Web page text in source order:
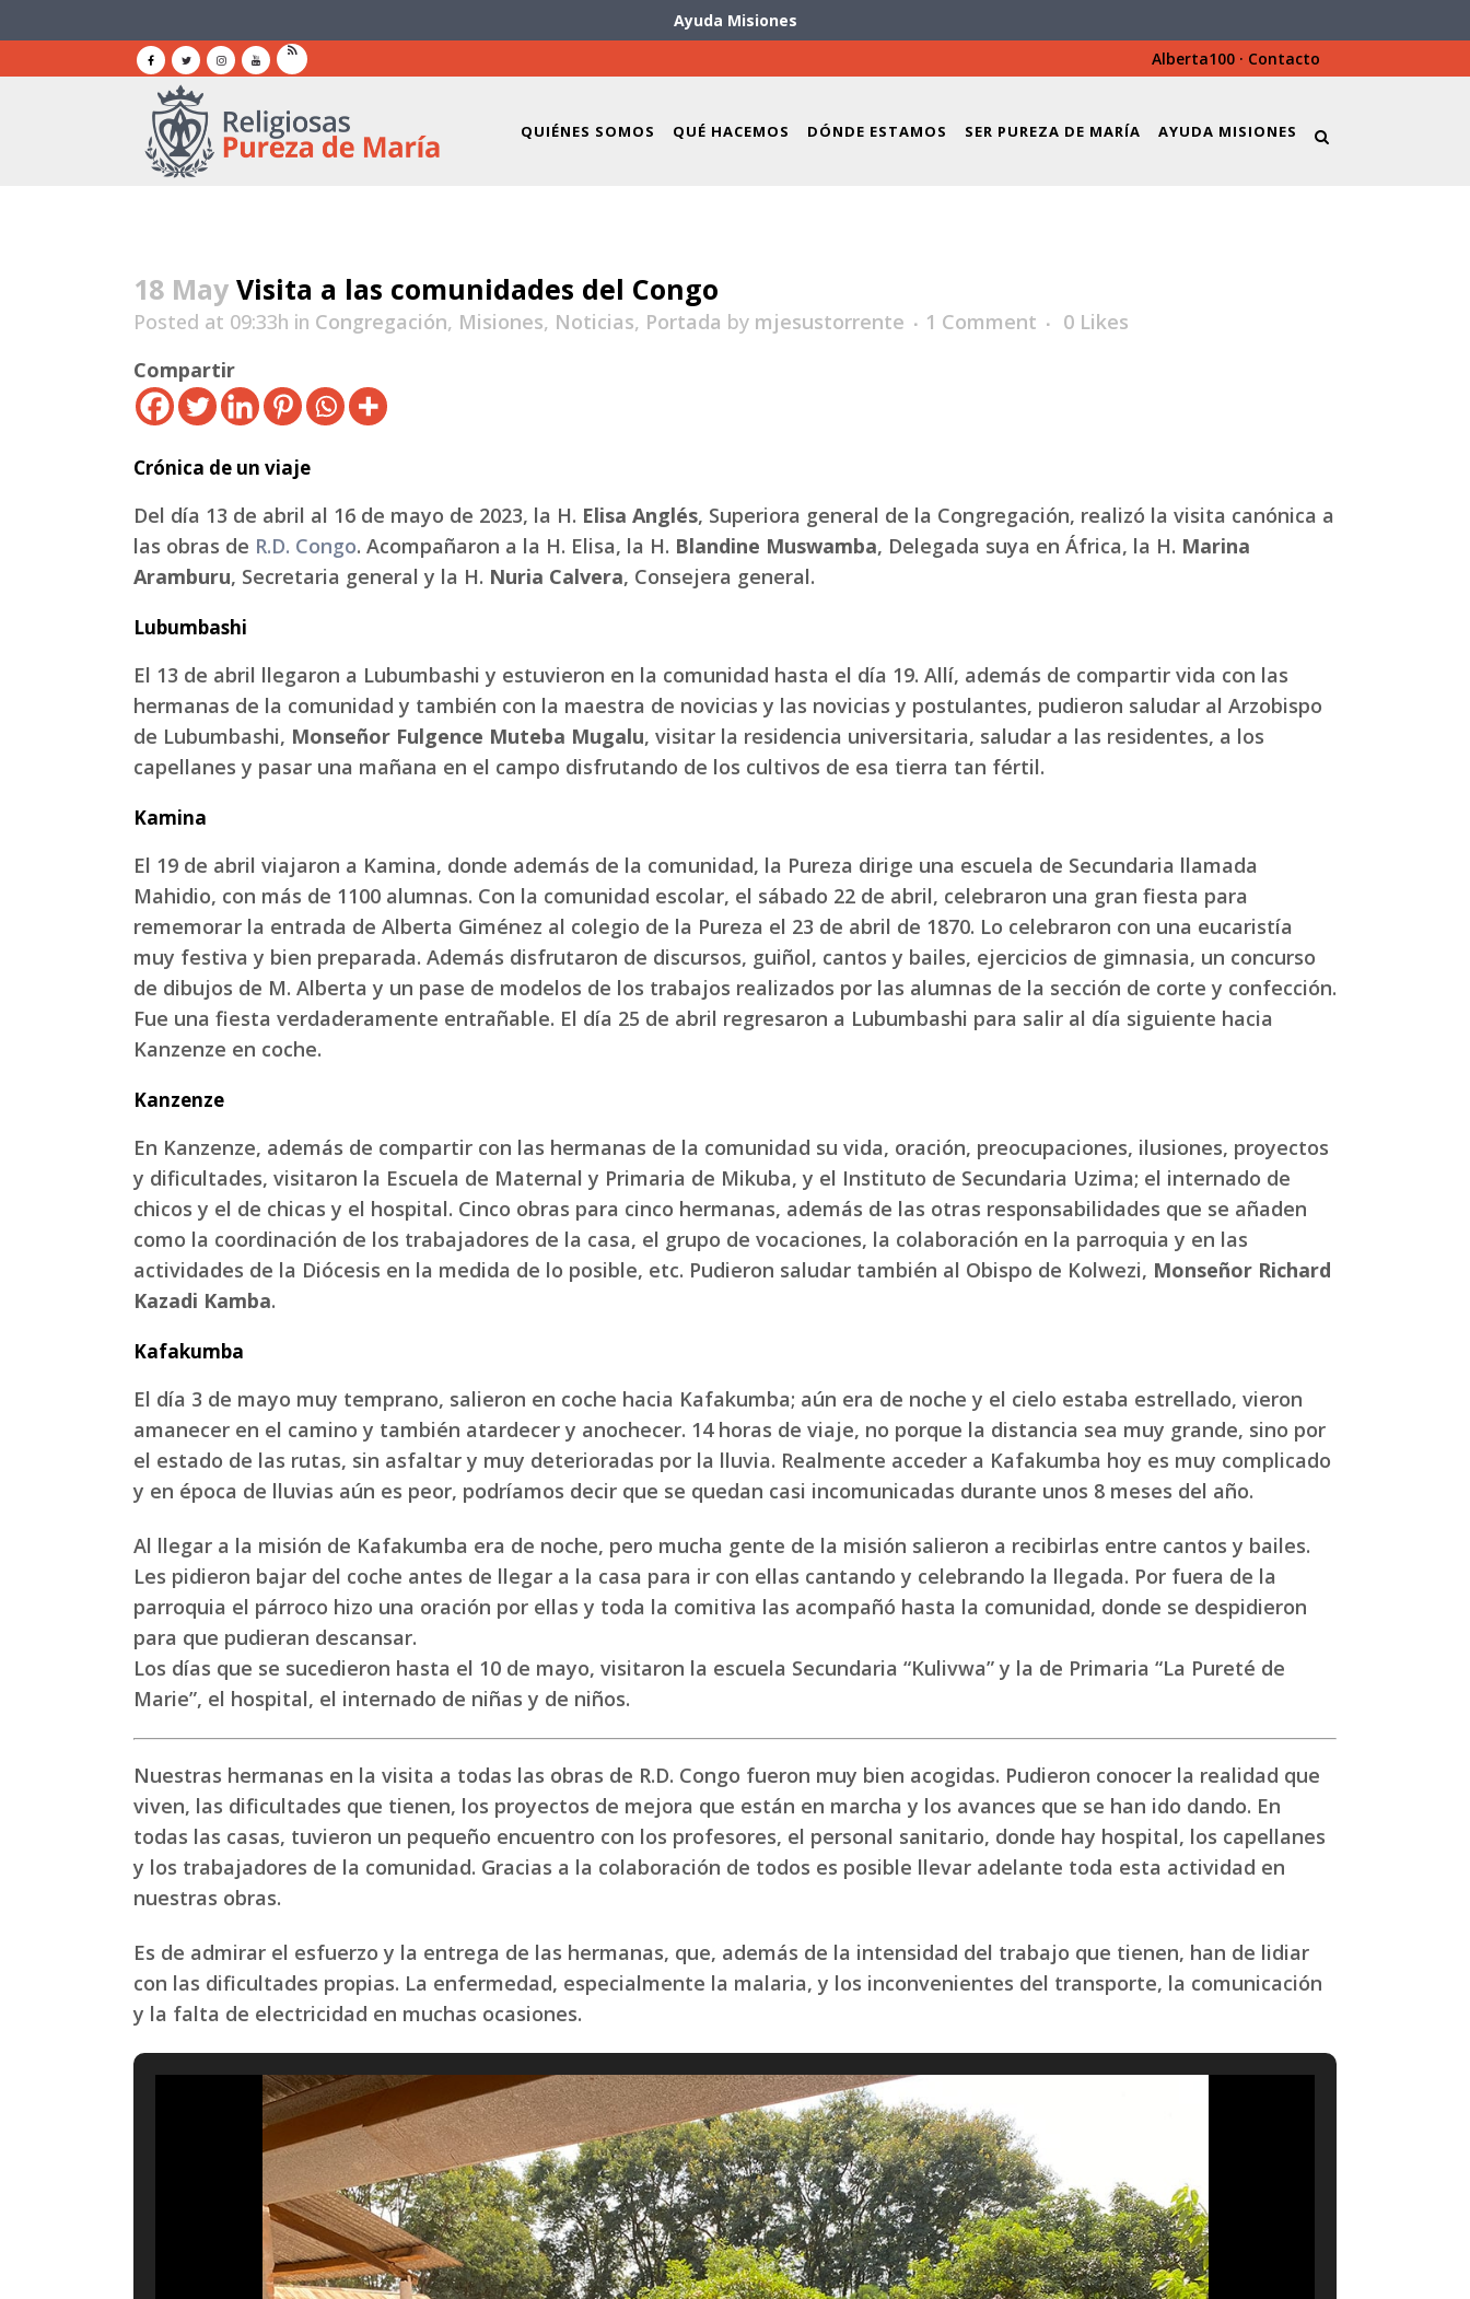
Ayuda Misiones
Alberta100 · Contacto
QUIÉNES SOMOS QUÉ HACEMOS DÓNDE ESTAMOS SER PUREZA DE MARÍA AYUDA MISIONES
18 May Visita a las comunidades del Congo
Posted at 09:33h in Congregación, Misiones, Noticias, Portada by mjesustorrente 1 Comment 0 Likes
Compartir
Crónica de un viaje
Del día 13 de abril al 16 de mayo de 2023, la H. Elisa Anglés, Superiora general de la Congregación, realizó la visita canónica a
las obras de R.D. Congo. Acompañaron a la H. Elisa, la H. Blandine Muswamba, Delegada suya en África, la H. Marina
Aramburu, Secretaria general y la H. Nuria Calvera, Consejera general.
Lubumbashi
El 13 de abril llegaron a Lubumbashi y estuvieron en la comunidad hasta el día 19. Allí, además de compartir vida con las
hermanas de la comunidad y también con la maestra de novicias y las novicias y postulantes, pudieron saludar al Arzobispo
de Lubumbashi, Monseñor Fulgence Muteba Mugalu, visitar la residencia universitaria, saludar a las residentes, a los
capellanes y pasar una mañana en el campo disfrutando de los cultivos de esa tierra tan fértil.
Kamina
El 19 de abril viajaron a Kamina, donde además de la comunidad, la Pureza dirige una escuela de Secundaria llamada
Mahidio, con más de 1100 alumnas. Con la comunidad escolar, el sábado 22 de abril, celebraron una gran fiesta para
rememorar la entrada de Alberta Giménez al colegio de la Pureza el 23 de abril de 1870. Lo celebraron con una eucaristía
muy festiva y bien preparada. Además disfrutaron de discursos, guiñol, cantos y bailes, ejercicios de gimnasia, un concurso
de dibujos de M. Alberta y un pase de modelos de los trabajos realizados por las alumnas de la sección de corte y confección.
Fue una fiesta verdaderamente entrañable. El día 25 de abril regresaron a Lubumbashi para salir al día siguiente hacia
Kanzenze en coche.
Kanzenze
En Kanzenze, además de compartir con las hermanas de la comunidad su vida, oración, preocupaciones, ilusiones, proyectos
y dificultades, visitaron la Escuela de Maternal y Primaria de Mikuba, y el Instituto de Secundaria Uzima; el internado de
chicos y el de chicas y el hospital. Cinco obras para cinco hermanas, además de las otras responsabilidades que se añaden
como la coordinación de los trabajadores de la casa, el grupo de vocaciones, la colaboración en la parroquia y en las
actividades de la Diócesis en la medida de lo posible, etc. Pudieron saludar también al Obispo de Kolwezi, Monseñor Richard
Kazadi Kamba.
Kafakumba
El día 3 de mayo muy temprano, salieron en coche hacia Kafakumba; aún era de noche y el cielo estaba estrellado, vieron
amanecer en el camino y también atardecer y anochecer. 14 horas de viaje, no porque la distancia sea muy grande, sino por
el estado de las rutas, sin asfaltar y muy deterioradas por la lluvia. Realmente acceder a Kafakumba hoy es muy complicado
y en época de lluvias aún es peor, podríamos decir que se quedan casi incomunicadas durante unos 8 meses del año.
Al llegar a la misión de Kafakumba era de noche, pero mucha gente de la misión salieron a recibirlas entre cantos y bailes.
Les pidieron bajar del coche antes de llegar a la casa para ir con ellas cantando y celebrando la llegada. Por fuera de la
parroquia el párroco hizo una oración por ellas y toda la comitiva las acompañó hasta la comunidad, donde se despidieron
para que pudieran descansar.
Los días que se sucedieron hasta el 10 de mayo, visitaron la escuela Secundaria “Kulivwa” y la de Primaria “La Pureté de
Marie”, el hospital, el internado de niñas y de niños.
Nuestras hermanas en la visita a todas las obras de R.D. Congo fueron muy bien acogidas. Pudieron conocer la realidad que
viven, las dificultades que tienen, los proyectos de mejora que están en marcha y los avances que se han ido dando. En
todas las casas, tuvieron un pequeño encuentro con los profesores, el personal sanitario, donde hay hospital, los capellanes
y los trabajadores de la comunidad. Gracias a la colaboración de todos es posible llevar adelante toda esta actividad en
nuestras obras.
Es de admirar el esfuerzo y la entrega de las hermanas, que, además de la intensidad del trabajo que tienen, han de lidiar
con las dificultades propias. La enfermedad, especialmente la malaria, y los inconvenientes del transporte, la comunicación
y la falta de electricidad en muchas ocasiones.